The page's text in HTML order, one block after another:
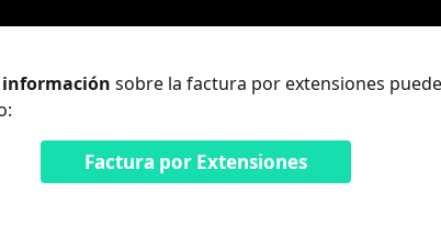
información sobre la factura por extensiones
Factura por Extensiones